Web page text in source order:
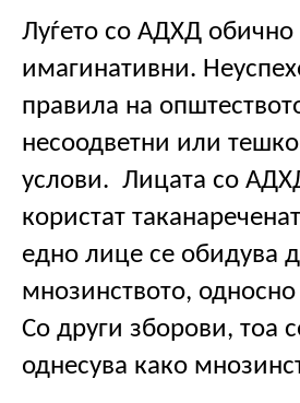
Луѓето со АДХД обично
имагинативни.
правила на
несоодветни или
услови.  Лицата со
користат
едно лице се обидува
мнозинството,
Со други зборови, тоа
однесува како